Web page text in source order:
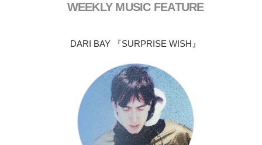
WEEKLY MUSIC FEATURE
DARI BAY 『SURPRISE WISH』